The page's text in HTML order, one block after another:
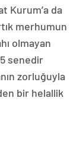
Kurum’a da
merhumun
olmayan
senedir
zorluğuyla
bir helallik